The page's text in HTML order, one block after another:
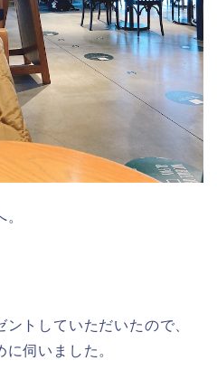
。
トしていただいたので、
伺いました。